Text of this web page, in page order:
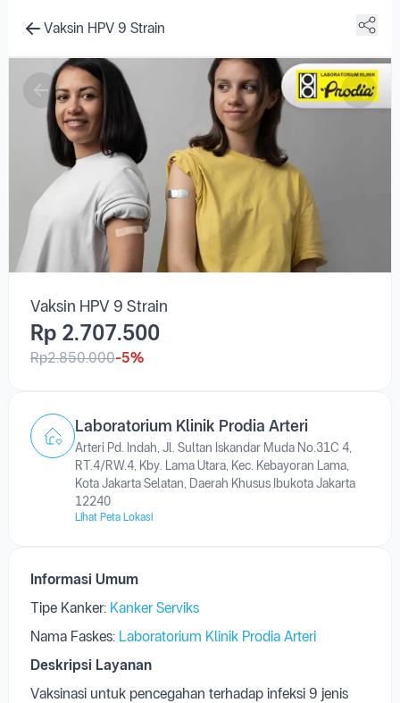
Vaksin HPV 9 Strain
Vaksin HPV 9 Strain
Rp 2.707.500
Rp2.850.000-5%
Laboratorium Klinik Prodia Arteri
Arteri Pd. Indah, Jl. Sultan Iskandar Muda No.31C 4,
RT.4/RW.4, Kby. Lama Utara, Kec. Kebayoran Lama,
Kota Jakarta Selatan, Daerah Khusus Ibukota Jakarta
12240
Lihat Peta Lokasi
Informasi Umum
Tipe Kanker: Kanker Serviks
Nama Faskes: Laboratorium Klinik Prodia Arteri
Deskripsi Layanan
Vaksinasi untuk pencegahan terhadap infeksi 9 jenis